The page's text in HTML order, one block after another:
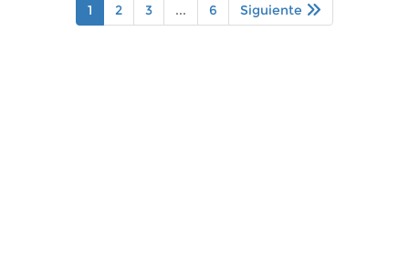
1 2 3 ... 6 Siguiente